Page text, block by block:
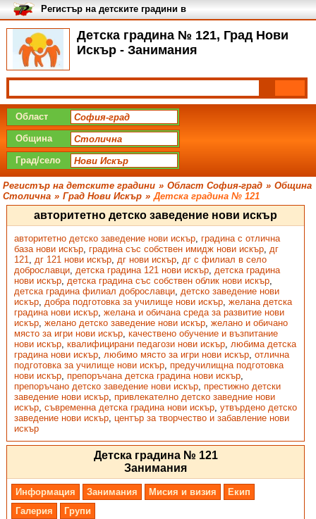
Детска градина № 121, Град Нови
Искър - Занимания
Регистър на детските градини в
България
Област
Община
Град/село
Регистър на детските градини » Област София-град » Община
Столична » Град Нови Искър » Детска градина № 121
авторитетно детско заведение нови искър
авторитетно детско заведение нови искър, градина с отлична
база нови искър, градина със собствен имидж нови искър, дг
121, дг 121 нови искър, дг нови искър, дг с филиал в село
доброславци, детска градина 121 нови искър, детска градина
нови искър, детска градина със собствен облик нови искър,
детска градина филиал доброславци, детско заведение нови
искър, добра подготовка за училище нови искър, желана детска
градина нови искър, желана и обичана среда за развитие нови
искър, желано детско заведение нови искър, желано и обичано
място за игри нови искър, качествено обучение и възпитание
нови искър, квалифицирани педагози нови искър, любима детска
градина нови искър, любимо място за игри нови искър, отлична
подготовка за училище нови искър, предучилищна подготовка
нови искър, препоръчана детска градина нови искър,
препоръчано детско заведение нови искър, престижно детски
заведение нови искър, привлекателно детско заведние нови
искър, съвременна детска градина нови искър, утвърдено детско
заведение нови искър, център за творчество и забавление нови
искър
Детска градина № 121
Занимания
Информация Занимания Мисия и визия
Екип
Галерия
Групи